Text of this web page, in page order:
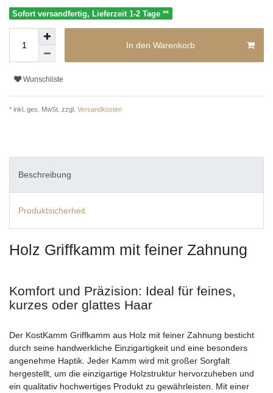
Sofort versandfertig, Lieferzeit 1-2 Tage **
In den Warenkorb
Wunschliste
* inkl. ges. MwSt. zzgl. Versandkosten
Beschreibung
Produktsicherheit
Holz Griffkamm mit feiner Zahnung
Komfort und Präzision: Ideal für feines,
kurzes oder glattes Haar
Der KostKamm Griffkamm aus Holz mit feiner Zahnung besticht
durch seine handwerkliche Einzigartigkeit und eine besonders
angenehme Haptik. Jeder Kamm wird mit großer Sorgfalt
hergestellt, um die einzigartige Holzstruktur hervorzuheben und
ein qualitativ hochwertiges Produkt zu gewährleisten. Mit einer